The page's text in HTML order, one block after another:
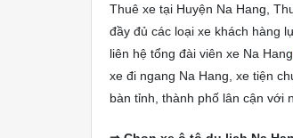
Thuê xe tại Huyện Na Hang,
đầy đủ các loại xe khách hàng
liên hệ tổng đài viên xe Na Hang
xe đi ngang Na Hang, xe tiện
bàn tỉnh, thành phố lân cận với